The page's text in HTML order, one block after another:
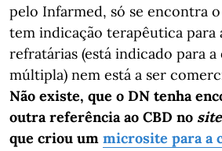
pelo Infarmed, só se encontra
tem indicação terapêutica para
refratárias (está indicado para a
múltipla) nem está a ser
Não existe, que o DN tenha
outra referência ao CBD no site
que criou um microsite para a